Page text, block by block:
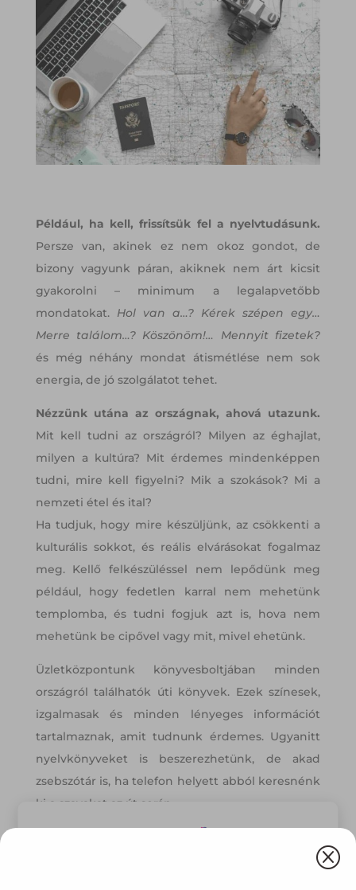
Például, ha kell, frissítsük fel a nyelvtudásunk.
Persze van, akinek ez nem okoz gondot, de
bizony vagyunk páran, akiknek nem árt kicsit
gyakorolni – minimum a legalapvetőbb
mondatokat. Hol van a…? Kérek szépen egy…
Merre találom…? Köszönöm!… Mennyit fizetek?
és még néhány mondat átismétlése nem sok
energia, de jó szolgálatot tehet.
Nézzünk utána az országnak, ahová utazunk.
Mit kell tudni az országról? Milyen az éghajlat,
milyen a kultúra? Mit érdemes mindenképpen
tudni, mire kell figyelni? Mik a szokások? Mi a
nemzeti étel és ital?
Ha tudjuk, hogy mire készüljünk, az csökkenti a
kulturális sokkot, és reális elvárásokat fogalmaz
meg. Kellő felkészüléssel nem lepődünk meg
például, hogy fedetlen karral nem mehetünk
templomba, és tudni fogjuk azt is, hova nem
mehetünk be cipővel vagy mit, mivel ehetünk.
Üzletközpontunk könyvesboltjában minden
országról találhatók úti könyvek. Ezek színesek,
izgalmasak és minden lényeges információt
tartalmaznak, amit tudnunk érdemes. Ugyanitt
nyelvkönyveket is beszerezhetünk, de akad
zsebszótár is, ha telefon helyett abból keresnénk
ki a szavakat az út során.
Q